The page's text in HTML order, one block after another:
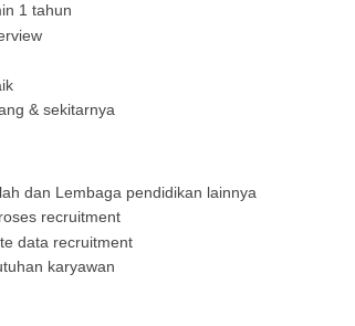
1 tahun
& sekitarnya
dan Lembaga pendidikan lainnya
recruitment
data recruitment
karyawan